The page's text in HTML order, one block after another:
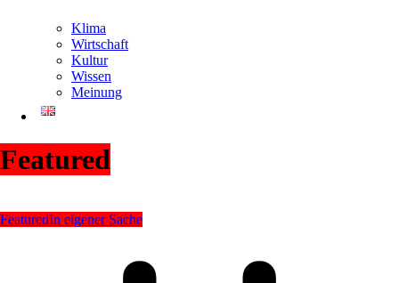
Klima
Wirtschaft
Kultur
Wissen
Meinung
Featured
FeaturedIn eigener Sache